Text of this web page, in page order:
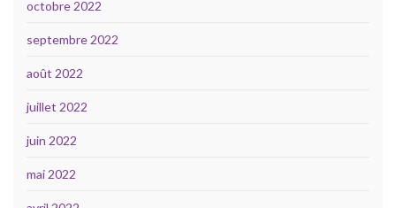
octobre 2022
septembre 2022
août 2022
juillet 2022
juin 2022
mai 2022